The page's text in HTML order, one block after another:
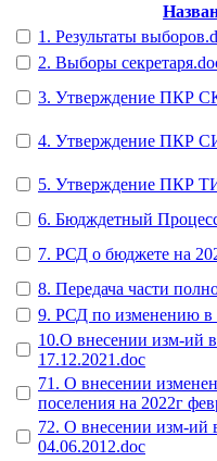
1. Результаты
2. Выборы
3. Утверждение ПКР
4. Утверждение ПКР
5. Утверждение ПКР
6. Бюдждетный
7. РСД о бюджете на
8. Передача части
9. РСД по изменению в
10.О внесении изм-ий
17.12.2021.doc
71. О внесении
поселения на 2022г
72. О внесении изм-
04.06.2012.doc